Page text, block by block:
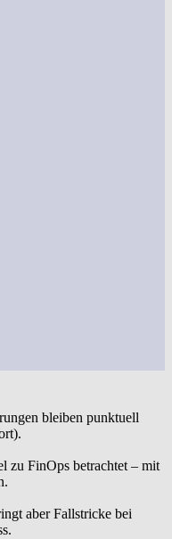
bleiben punktuell
zu FinOps betrachtet – mit
aber Fallstricke bei